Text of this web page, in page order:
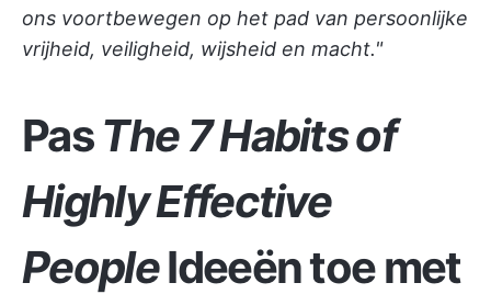
ons voortbewegen op het pad van persoonlijke
vrijheid, veiligheid, wijsheid en macht."
PasThe 7 Habits of
Highly Effective
PeopleIdeeën toe met